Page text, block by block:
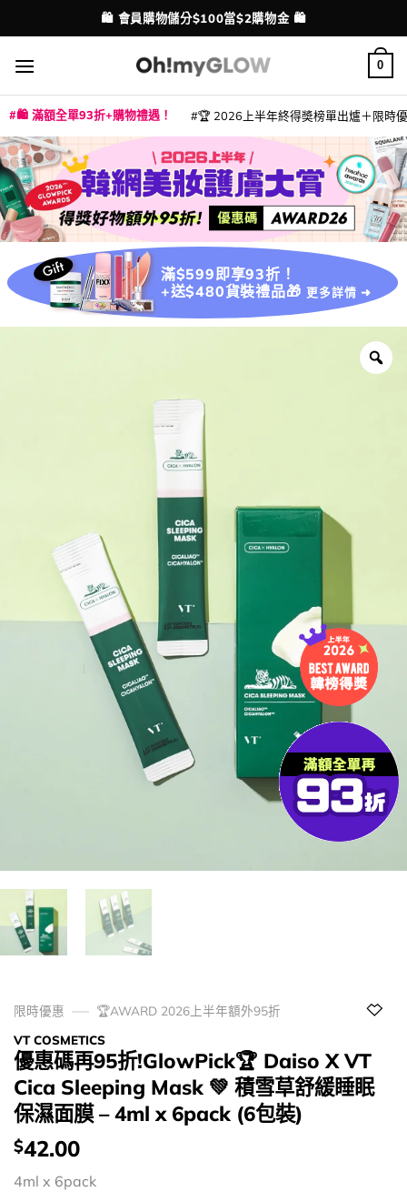
to
content
配送港澳
🛍️ 會員購物儲分$100當$2購物金 🛍️
0
🛍️ 滿額全單93折+購物禮遇！ 🏆 2026上半年終得奬榜單出爐＋限時
滿$599即享93折！
+送$480貨裝禮品🎁 更多詳情 ➜
限時優惠
🏆AWARD 2026上半年額外95折
VT COSMETICS
優惠碼再95折!GlowPick🏆 Daiso X VT
Cica Sleeping Mask 💚 積雪草舒緩睡眠
保濕面膜 – 4ml x 6pack (6包裝)
價
錢：
$42.00
4ml x 6pack